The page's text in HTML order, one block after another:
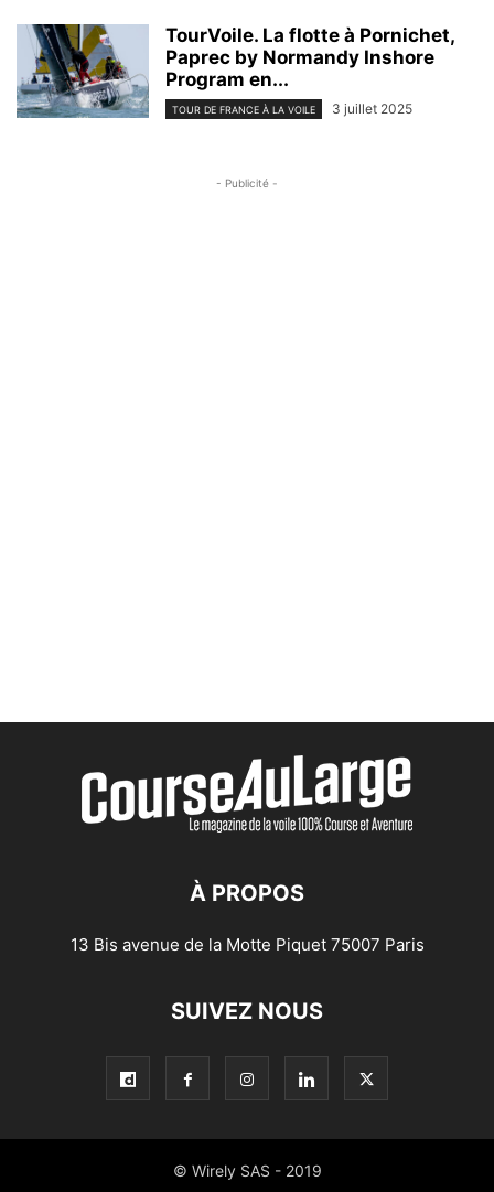
TourVoile. La flotte à Pornichet,
Paprec by Normandy Inshore
Program en...
TOUR DE FRANCE À LA VOILE 3 juillet 2025
- Publicité -
À PROPOS
13 Bis avenue de la Motte Piquet 75007 Paris
SUIVEZ NOUS
© Wirely SAS - 2019